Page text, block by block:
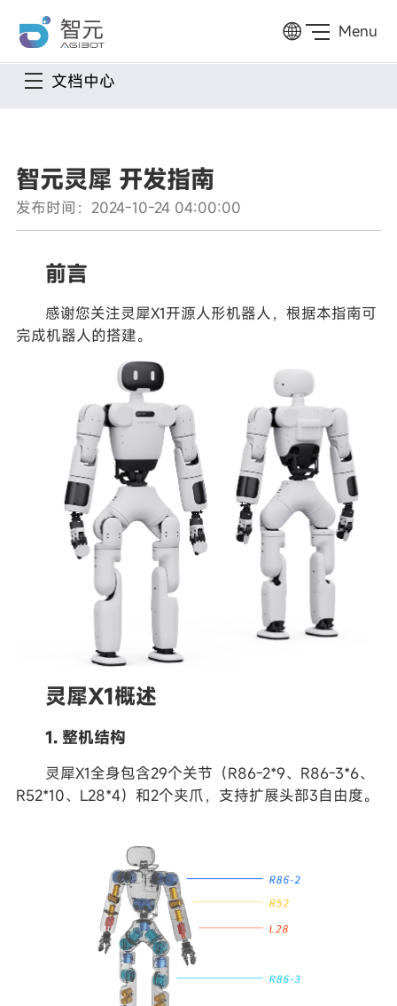
Menu
文档中心
智元灵犀 开发指南
发布时间：2024-10-24 04:00:00
前言
感谢您关注灵犀X1开源人形机器人，根据本指南可
完成机器人的搭建。
灵犀X1概述
1. 整机结构
灵犀X1全身包含29个关节（R86-2*9、R86-3*6、
R52*10、L28*4）和2个夹爪，支持扩展头部3自由度。